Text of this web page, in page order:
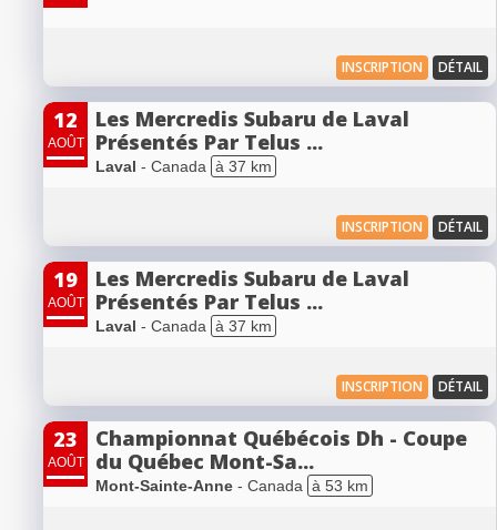
INSCRIPTION DÉTAIL
12
AOÛT
Les Mercredis Subaru de Laval
Présentés Par Telus ...
Laval - Canada à 37 km
INSCRIPTION DÉTAIL
19
AOÛT
Les Mercredis Subaru de Laval
Présentés Par Telus ...
Laval - Canada à 37 km
INSCRIPTION DÉTAIL
23
AOÛT
Championnat Québécois Dh - Coupe
du Québec Mont-Sa...
Mont-Sainte-Anne - Canada à 53 km